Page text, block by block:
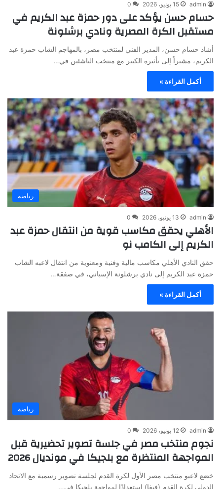
admin 15 يونيو، 2026 0
حسام حسن يؤكد على دور حمزة عبد الكريم في
مستقبل الكرة المصرية ونادي برشلونة
أشاد حسام حسن، المدير الفني لمنتخب مصر، بالمهاجم الشاب حمزة عبد
الكريم، مشيراً إلى تأثيره الكبير مع منتخب الناشئين في…
أكمل القراءة »
رياضة
admin 13 يونيو، 2026 0
الأهلي يحقق مكاسب قوية من انتقال حمزة عبد
الكريم إلى الكامب نو
حقق النادي الأهلي مكاسب مالية وفنية ومعنوية من انتقال لاعبه الشاب
حمزة عبد الكريم إلى نادي برشلونة الإسباني، في صفقة…
أكمل القراءة »
رياضة
admin 12 يونيو، 2026 0
نجوم منتخب مصر في جلسة تصوير تحضيرية قبل
المواجهة المنتظرة مع بلجيكا في مونديال 2026
خضع لاعبو منتخب مصر الأول لكرة القدم لجلسة تصوير رسمية مع الاتحاد
الدولي لكرة القدم (فيفا) استعدادًا لمواجهة بلجيكا في…